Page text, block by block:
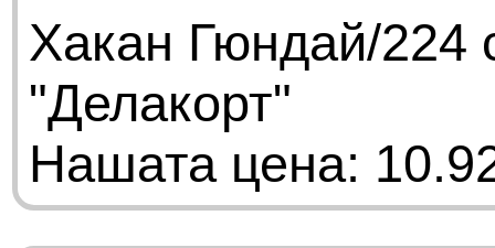
Хакан Гюндай/224
"Делакорт"
Нашата цена: